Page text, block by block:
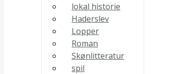
lokal historie
Haderslev
Lopper
Roman
Skønlitteratur
spil